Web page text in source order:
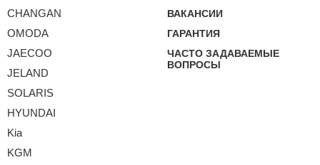
CHANGAN
OMODA
JAECOO
JELAND
SOLARIS
HYUNDAI
Kia
KGM
ВАКАНСИИ
ГАРАНТИЯ
ЧАСТО ЗАДАВАЕМЫЕ
ВОПРОСЫ